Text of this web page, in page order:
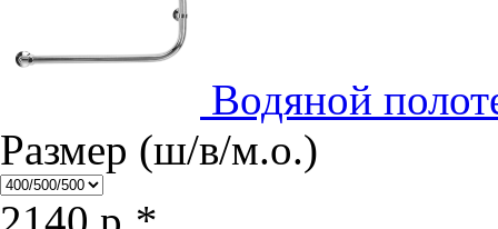
Водяной
Размер (ш/в/м.о.)